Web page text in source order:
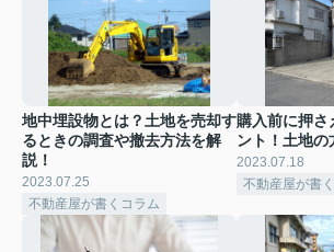
地中埋設物とは？土地を売却す
るときの調査や撤去方法を解
説！
2023.07.25
不動産屋が書くコラム
購入前に押さ
ント！土地
2023.07.18
不動産屋が書